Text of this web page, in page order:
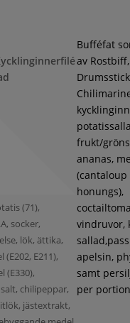
(71),
socker,
lök, ättika,
E211),
(E330),
chilipeppar,
jästextrakt,
Bufféfat
av Rostbiff,
frukt/
ananas,
(cantaloup
honungs),
vindruvor,
apelsin,
samt
per